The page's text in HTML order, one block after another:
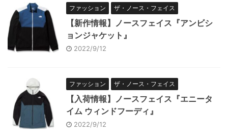
ファッション ザ・ノース・フェイス
【新作情報】ノースフェイス『アンビシ
ョンジャケット』
2022/9/12
ファッション ザ・ノース・フェイス
【入荷情報】ノースフェイス『エニータ
イム ウィンドフーディ』
2022/9/12